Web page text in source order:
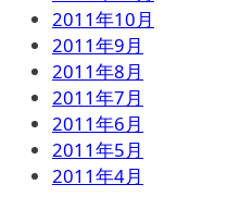
2011年10月
2011年9月
2011年8月
2011年7月
2011年6月
2011年5月
2011年4月